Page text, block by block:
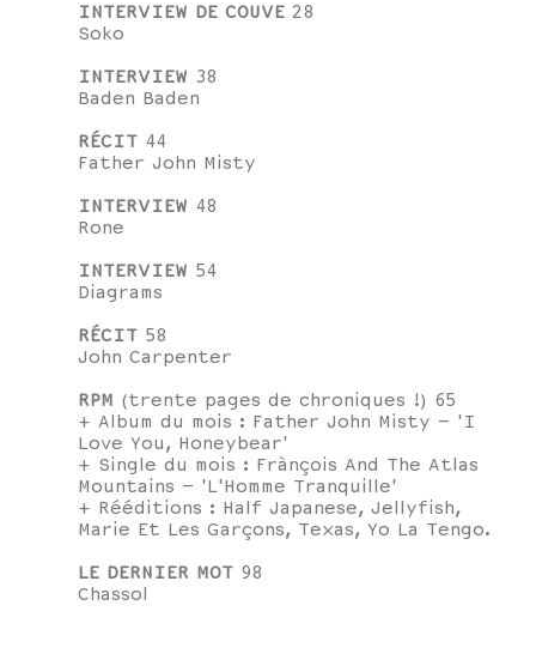
INTERVIEW DE COUVE 28
Soko
INTERVIEW 38
Baden Baden
RÉCIT 44
Father John Misty
INTERVIEW 48
Rone
INTERVIEW 54
Diagrams
RÉCIT 58
John Carpenter
RPM (trente pages de chroniques !) 65
+ Album du mois : Father John Misty – 'I
Love You, Honeybear'
+ Single du mois : Frànçois And The Atlas
Mountains – 'L'Homme Tranquille'
+ Rééditions : Half Japanese, Jellyfish,
Marie Et Les Garçons, Texas, Yo La Tengo.
LE DERNIER MOT 98
Chassol